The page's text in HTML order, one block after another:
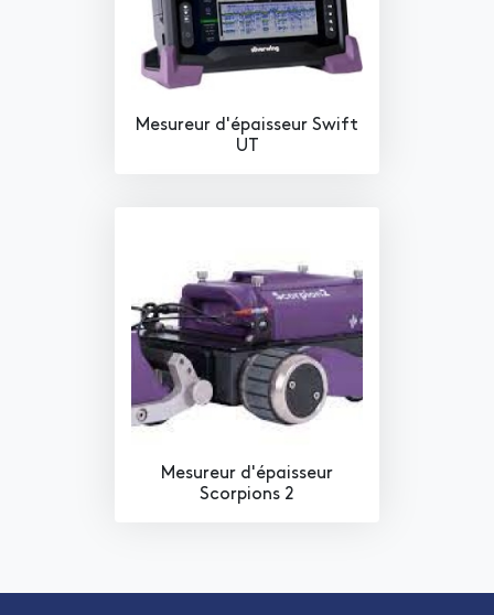
Mesureur d'épaisseur Swift
UT
Mesureur d'épaisseur
Scorpions 2